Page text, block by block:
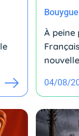
À peine
04/08/